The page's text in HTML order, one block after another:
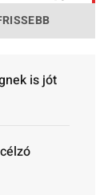
is jót